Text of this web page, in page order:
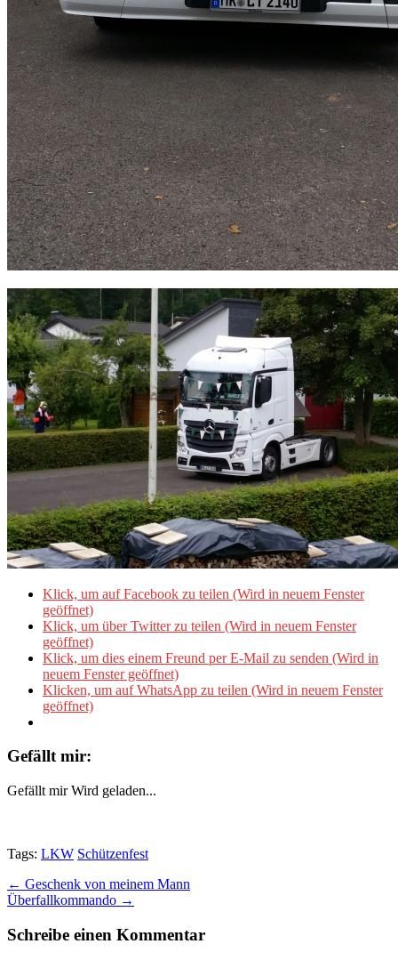
Klick, um auf Facebook zu teilen (Wird in neuem Fenster
geöffnet)
Klick, um über Twitter zu teilen (Wird in neuem Fenster
geöffnet)
Klick, um dies einem Freund per E-Mail zu senden (Wird in
neuem Fenster geöffnet)
Klicken, um auf WhatsApp zu teilen (Wird in neuem Fenster
geöffnet)
Gefällt mir:
Gefällt mir Wird geladen...
Tags: LKW Schützenfest
Post
navigation
← Geschenk von meinem Mann
Überfallkommando →
Schreibe einen Kommentar